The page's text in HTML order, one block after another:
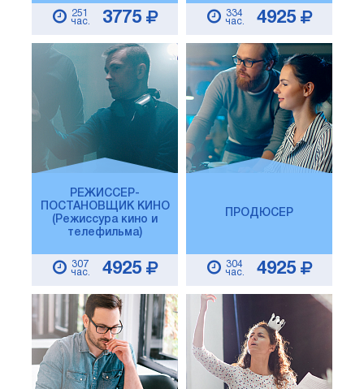
251
час.
3775
334
час.
4925
РЕЖИССЕР-
ПОСТАНОВЩИК КИНО
(Режиссура кино и
телефильма)
307
час.
4925
ПРОДЮСЕР
304
час.
4925